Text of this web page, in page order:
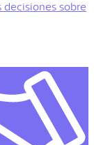
decisiones sobre